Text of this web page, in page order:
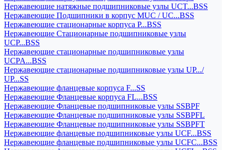
Нержавеющие натяжные подшипниковые узлы UCT...BSS
Нержавеющие Подшипники в корпус MUC / UC...BSS
Нержавеющие стационарные корпуса P...BSS
Нержавеющие Стационарные подшипниковые узлы
UCP...BSS
Нержавеющие стационарные подшипниковые узлы
UCPA...BSS
Нержавеющие стационарные подшипниковые узлы UP.../
UP...SS
Нержавеющие фланцевые корпуса F...SS
Нержавеющие Фланцевые корпуса FL...BSS
Нержавеющие Фланцевые подшипниковые узлы SSBPF
Нержавеющие Фланцевые подшипниковые узлы SSBPFL
Нержавеющие Фланцевые подшипниковые узлы SSBPFT
Нержавеющие фланцевые подшипниковые узлы UCF...BSS
Нержавеющие фланцевые подшипниковые узлы UCFC...BSS